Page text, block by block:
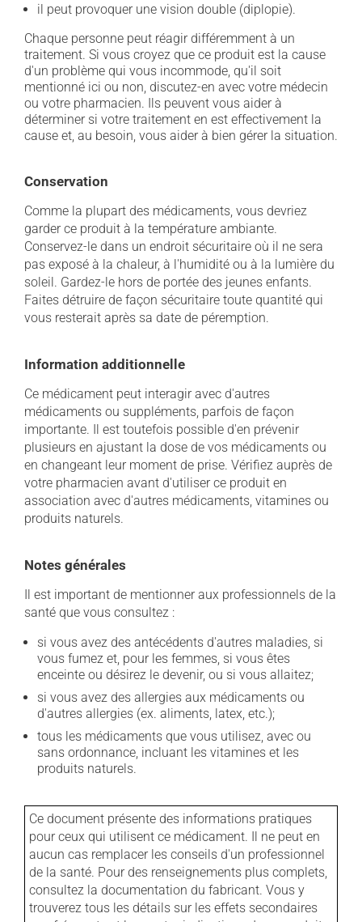
il peut provoquer une vision double (diplopie).
Chaque personne peut réagir différemment à un
traitement. Si vous croyez que ce produit est la cause
d'un problème qui vous incommode, qu'il soit
mentionné ici ou non, discutez-en avec votre médecin
ou votre pharmacien. Ils peuvent vous aider à
déterminer si votre traitement en est effectivement la
cause et, au besoin, vous aider à bien gérer la situation.
Conservation
Comme la plupart des médicaments, vous devriez
garder ce produit à la température ambiante.
Conservez-le dans un endroit sécuritaire où il ne sera
pas exposé à la chaleur, à l'humidité ou à la lumière du
soleil. Gardez-le hors de portée des jeunes enfants.
Faites détruire de façon sécuritaire toute quantité qui
vous resterait après sa date de péremption.
Information additionnelle
Ce médicament peut interagir avec d'autres
médicaments ou suppléments, parfois de façon
importante. Il est toutefois possible d'en prévenir
plusieurs en ajustant la dose de vos médicaments ou
en changeant leur moment de prise. Vérifiez auprès de
votre pharmacien avant d'utiliser ce produit en
association avec d'autres médicaments, vitamines ou
produits naturels.
Notes générales
Il est important de mentionner aux professionnels de la
santé que vous consultez :
si vous avez des antécédents d'autres maladies, si
vous fumez et, pour les femmes, si vous êtes
enceinte ou désirez le devenir, ou si vous allaitez;
si vous avez des allergies aux médicaments ou
d'autres allergies (ex. aliments, latex, etc.);
tous les médicaments que vous utilisez, avec ou
sans ordonnance, incluant les vitamines et les
produits naturels.
Ce document présente des informations pratiques
pour ceux qui utilisent ce médicament. Il ne peut en
aucun cas remplacer les conseils d'un professionnel
de la santé. Pour des renseignements plus complets,
consultez la documentation du fabricant. Vous y
trouverez tous les détails sur les effets secondaires